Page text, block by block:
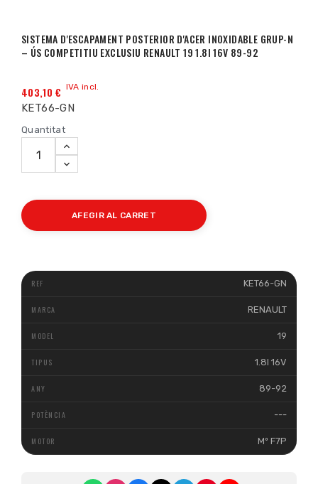
SISTEMA D'ESCAPAMENT POSTERIOR D'ACER INOXIDABLE GRUP-N
– ÚS COMPETITIU EXCLUSIU RENAULT 19 1.8I 16V 89-92
403,10 € IVA incl.
KET66-GN
Quantitat
AFEGIR AL CARRET
KET66-GN
RENAULT
19
1.8I 16V
89-92
---
Mº F7P